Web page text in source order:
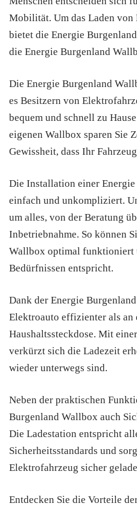
Mobilität. Um das Laden
bietet die Energie
die Energie Burgenland
Die Energie Burgenland
es Besitzern von
bequem und schnell zu
eigenen Wallbox sparen Sie
Gewissheit, dass Ihr
Die Installation einer
einfach und unkompliziert.
um alles, von der Beratung
Inbetriebnahme. So können
Wallbox optimal
Bedürfnissen entspricht.
Dank der Energie
Elektroauto effizienter als an
Haushaltssteckdose. Mit
verkürzt sich die Ladezeit
wieder unterwegs sind.
Neben der praktischen
Burgenland Wallbox auch
Die Ladestation entspricht
Sicherheitsstandards und
Elektrofahrzeug sicher
Entdecken Sie die Vorteile